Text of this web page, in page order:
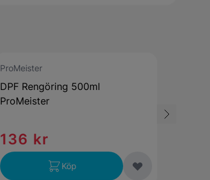
ProMeister
DPF Rengöring 500ml
ProMeister
136 kr
Köp